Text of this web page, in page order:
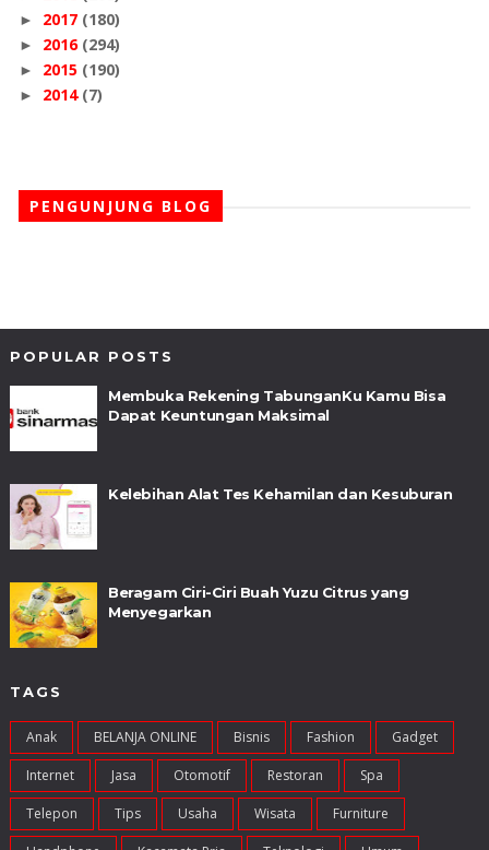
► 2017 (180)
► 2016 (294)
► 2015 (190)
► 2014 (7)
PENGUNJUNG BLOG
POPULAR POSTS
Membuka Rekening TabunganKu Kamu Bisa
Dapat Keuntungan Maksimal
Kelebihan Alat Tes Kehamilan dan Kesuburan
Beragam Ciri-Ciri Buah Yuzu Citrus yang
Menyegarkan
TAGS
Anak BELANJA ONLINE Bisnis Fashion Gadget
Internet Jasa Otomotif Restoran Spa
Telepon Tips Usaha Wisata Furniture